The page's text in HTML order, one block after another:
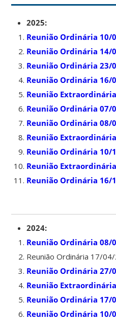
2025:
Reunião Ordinária 10/
Reunião Ordinária 14/
Reunião Ordinária 23/
Reunião Ordinária 16/
Reunião
Reunião Ordinária 07/
Reunião Ordinária 08/
Reunião
Reunião Ordinária 10/
Reunião
Reunião Ordinária 16/
2024:
Reunião Ordinária 08/
Reunião Ordinária 17/
Reunião Ordinária 27/
Reunião
Reunião Ordinária 17/
Reunião Ordinária 10/